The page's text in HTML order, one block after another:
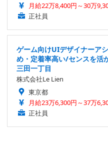
月給22万8,400円～30万
正社員
ゲーム向けUIデザイナーア
め・定着率高い/センスを活
三田一丁目
株式会社Le Lien
東京都
月給23万6,300円～37万
正社員